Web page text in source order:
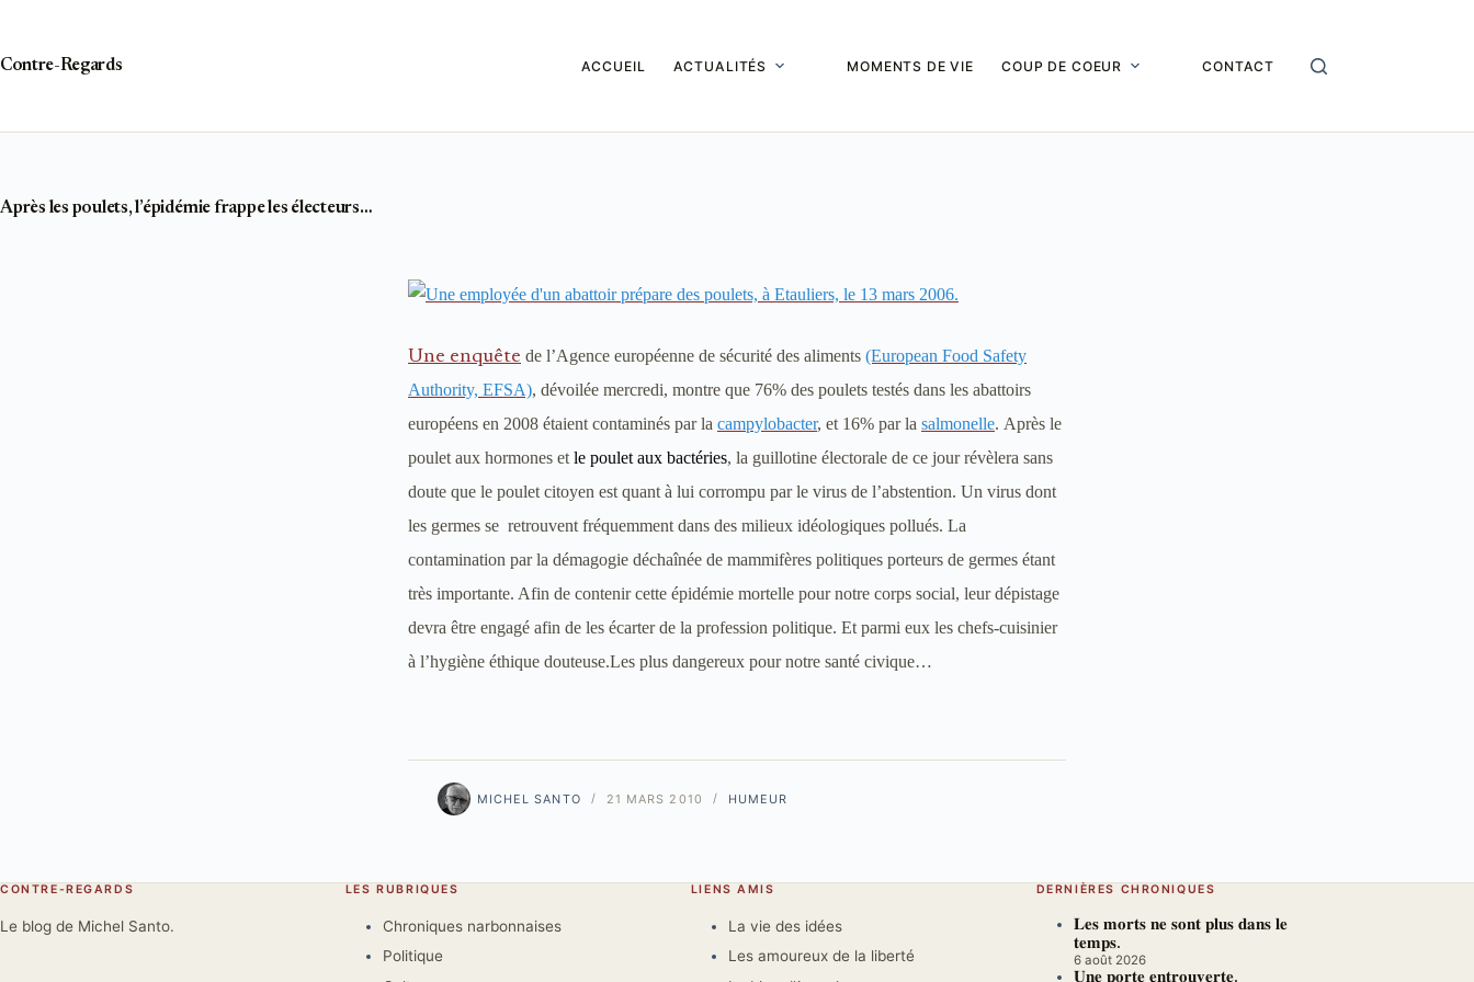
Contre-Regards
ACCUEIL ACTUALITÉS MOMENTS DE VIE COUP DE COEUR CONTACT
Après les poulets, l’épidémie frappe les électeurs…
Une enquête de l’Agence européenne de sécurité des aliments (European Food Safety
Authority, EFSA), dévoilée mercredi, montre que 76% des poulets testés dans les abattoirs
européens en 2008 étaient contaminés par la campylobacter, et 16% par la salmonelle. Après le
poulet aux hormones et le poulet aux bactéries, la guillotine électorale de ce jour révèlera sans
doute que le poulet citoyen est quant à lui corrompu par le virus de l’abstention. Un virus dont
les germes se retrouvent fréquemment dans des milieux idéologiques pollués. La
contamination par la démagogie déchaînée de mammifères politiques porteurs de germes étant
très importante. Afin de contenir cette épidémie mortelle pour notre corps social, leurdépistage
devra être engagé afin de les écarter de la profession politique. Et parmi eux les chefs-cuisinier
à l’hygiène éthique douteuse.Les plus dangereux pour notre santé civique…
MICHEL SANTO 21 MARS 2010 HUMEUR
CONTRE-REGARDS
Le blog de Michel Santo.
LES RUBRIQUES
Chroniques narbonnaises
Politique
LIENS AMIS
La vie des idées
Les amoureux de la liberté
DERNIÈRES CHRONIQUES
𝐋𝐞𝐬 𝐦𝐨𝐫𝐭𝐬 𝐧𝐞 𝐬𝐨𝐧𝐭 𝐩𝐥𝐮𝐬 𝐝𝐚𝐧𝐬 𝐥𝐞
𝐭𝐞𝐦𝐩𝐬.
6 août 2026
𝐔𝐧𝐞 𝐩𝐨𝐫𝐭𝐞 𝐞𝐧𝐭𝐫𝐨𝐮𝐯𝐞𝐫𝐭𝐞.